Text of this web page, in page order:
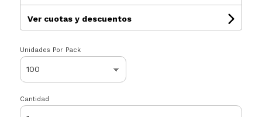
Ver cuotas y descuentos
Unidades Por Pack
Cantidad